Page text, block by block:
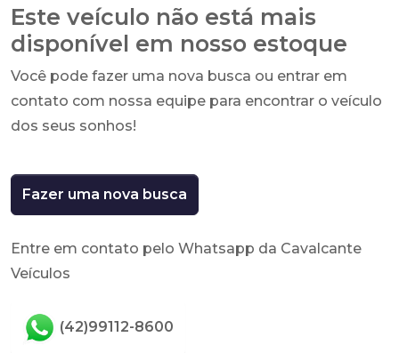
Este veículo não está mais
disponível em nosso estoque
Você pode fazer uma nova busca ou entrar em
contato com nossa equipe para encontrar o veículo
dos seus sonhos!
Fazer uma nova busca
Entre em contato pelo Whatsapp da Cavalcante
Veículos
(42)99112-8600